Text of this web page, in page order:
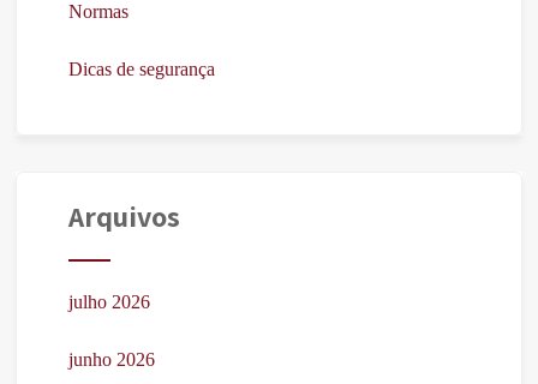
Normas
Dicas de segurança
Arquivos
julho 2026
junho 2026